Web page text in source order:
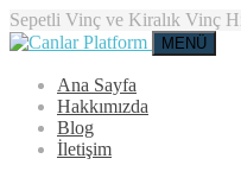
Sepetli Vinç ve Kiralık Vinç
MENÜ
Ana Sayfa
Hakkımızda
Blog
İletişim